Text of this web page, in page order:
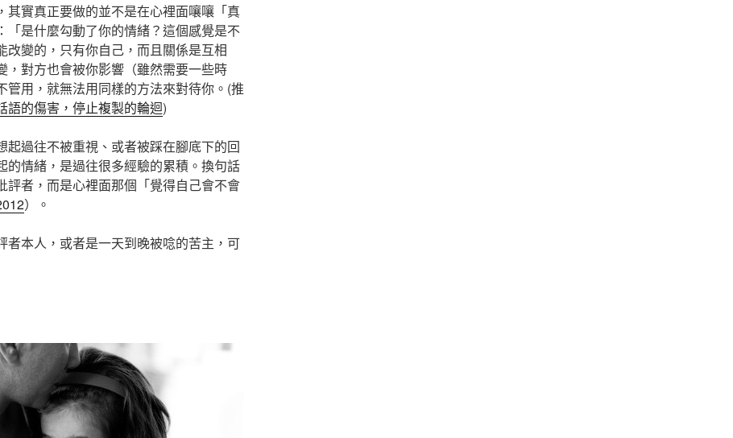
其實真正要做的並不是在心裡面嚷嚷「真
「是什麼勾動了你的情緒？這個感覺是不
變的，只有你自己，而且關係是互相
，對方也會被你影響（雖然需要一些時
管用，就無法用同樣的方法來對待你。(推
語的傷害，停止複製的輪迴)
起過往不被重視、或者被踩在腳底下的回
的情緒，是過往很多經驗的累積。換句話
評者，而是心裡面那個「覺得自己會不會
）。
者本人，或者是一天到晚被唸的苦主，可